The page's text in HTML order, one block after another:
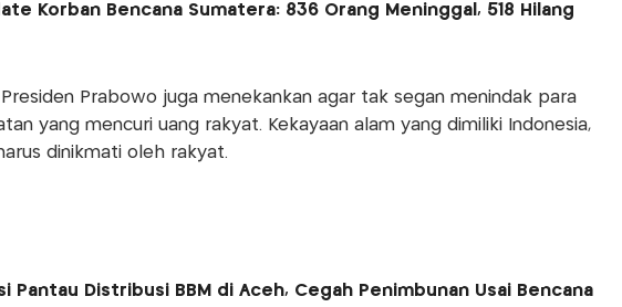
Korban Bencana Sumatera: 836 Orang Meninggal, 518 Hilang
Prabowo juga menekankan agar tak segan menindak para
yang mencuri uang rakyat. Kekayaan alam yang dimiliki Indonesia,
dinikmati oleh rakyat.
Pantau Distribusi BBM di Aceh, Cegah Penimbunan Usai Bencana